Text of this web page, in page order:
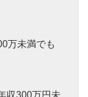
万未満でも
収300万円未